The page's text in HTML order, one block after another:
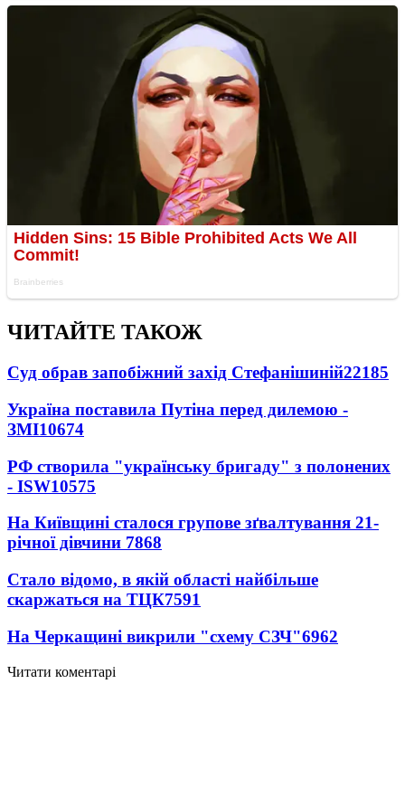
ЧИТАЙТЕ ТАКОЖ
Суд обрав запобіжний захід Стефанішиній22185
Україна поставила Путіна перед дилемою -
ЗМІ10674
РФ створила "українську бригаду" з полонених
- ISW10575
На Київщині сталося групове зґвалтування 21-
річної дівчини 7868
Стало відомо, в якій області найбільше
скаржаться на ТЦК7591
На Черкащині викрили "схему СЗЧ"6962
Читати коментарі